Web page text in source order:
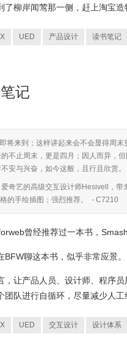
柳岸闻莺那一侧，赶上淘宝造
UED 产品设计 读书笔记
记
将来到；这样讲起来会不会显得周
不止周末，更是四月；因人而异，
安与兴奋，如今这般，且行且欣赏。
奇艺的高级交互设计师Hesivell，
的手绘插图；强烈推荐。 - C7210
曾经推荐过一本书，
聊这本书，似乎非常应景。
让产品人员、设计师、程序
队进行自循环，尽量减少人工
UED 交互设计 设计体系